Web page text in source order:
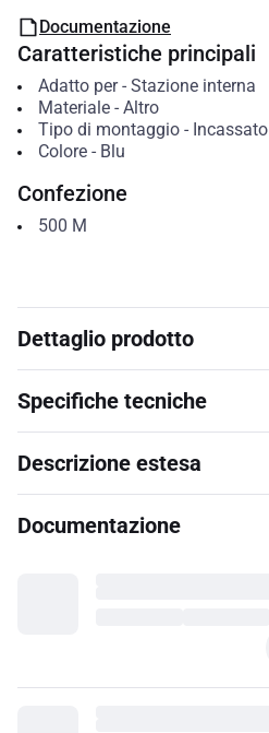
Documentazione
Caratteristiche principali
Adatto per- Stazione interna
Materiale- Altro
Tipo di montaggio- Incassato
Colore- Blu
Confezione
500 M
Dettaglio prodotto
Specifiche tecniche
Descrizione estesa
Documentazione